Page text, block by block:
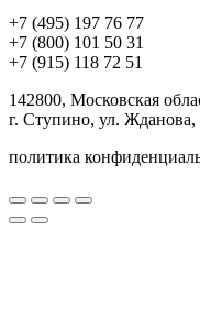
+7 (495) 197 76 77
+7 (800) 101 50 31
+7 (915) 118 72 51
142800, Московская
г. Ступино, ул. Жданова,
политика
Вверх